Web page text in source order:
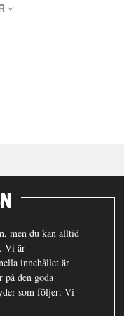
men du kan alltid
Vi är
innehållet är
den goda
som följer: Vi